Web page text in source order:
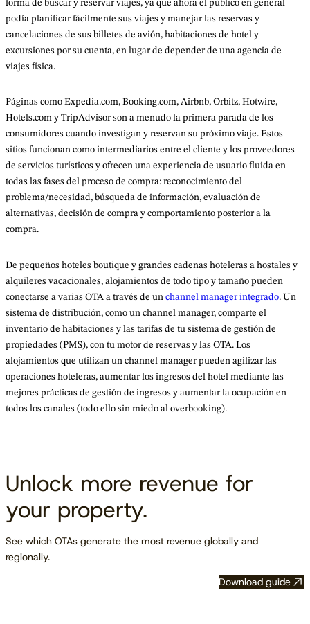
forma de buscar y reservar viajes, ya que ahora el público en general
podía planificar fácilmente sus viajes y manejar las reservas y
cancelaciones de sus billetes de avión, habitaciones de hotel y
excursiones por su cuenta, en lugar de depender de una agencia de
viajes física.
Páginas como Expedia.com, Booking.com, Airbnb, Orbitz, Hotwire,
Hotels.com y TripAdvisor son a menudo la primera parada de los
consumidores cuando investigan y reservan su próximo viaje. Estos
sitios funcionan como intermediarios entre el cliente y los proveedores
de servicios turísticos y ofrecen una experiencia de usuario fluida en
todas las fases del proceso de compra: reconocimiento del
problema/necesidad, búsqueda de información, evaluación de
alternativas, decisión de compra y comportamiento posterior a la
compra.
De pequeños hoteles boutique y grandes cadenas hoteleras a hostales y
alquileres vacacionales, alojamientos de todo tipo y tamaño pueden
conectarse a varias OTA a través de un channel manager integrado. Un
sistema de distribución, como un channel manager, comparte el
inventario de habitaciones y las tarifas de tu sistema de gestión de
propiedades (PMS), con tu motor de reservas y las OTA. Los
alojamientos que utilizan un channel manager pueden agilizar las
operaciones hoteleras, aumentar los ingresos del hotel mediante las
mejores prácticas de gestión de ingresos y aumentar la ocupación en
todos los canales (todo ello sin miedo al overbooking).
Unlock more revenue for
your property.
See which OTAs generate the most revenue globally and
regionally.
Download guide